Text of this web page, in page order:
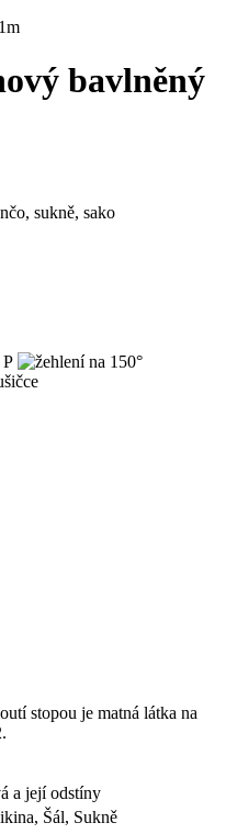
bavlněný
sukně, sako
stopou je matná látka na
a její odstíny
, Šál, Sukně